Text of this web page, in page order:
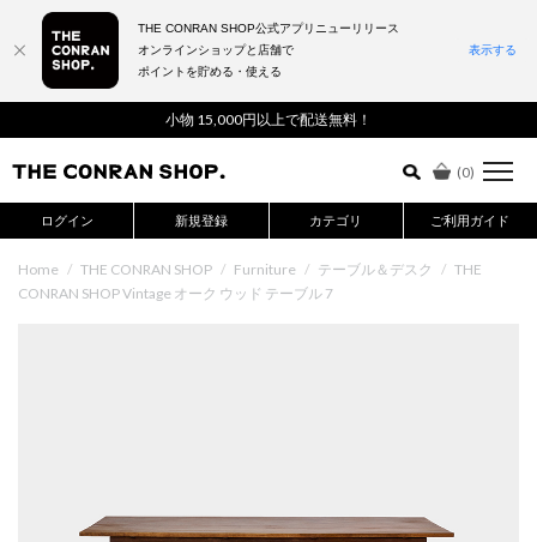
小物 15,000円以上で配送無料！
(0)
ログイン 新規登録 カテゴリ ご利用ガイド
詳細検索はこちら
Home / THE CONRAN SHOP / Furniture / テーブル＆デスク / THE
CONRAN SHOP Vintage オーク ウッド テーブル 7
THE CONRAN SHOP公式アプリニューリリース
オンラインショップと店舗で
ポイントを貯める・使える
表示する